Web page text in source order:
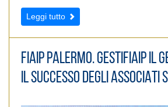
Leggi tutto
FIAIP PALERMO. GESTIFIAIP IL
IL SUCCESSO DEGLI ASSOCIATI